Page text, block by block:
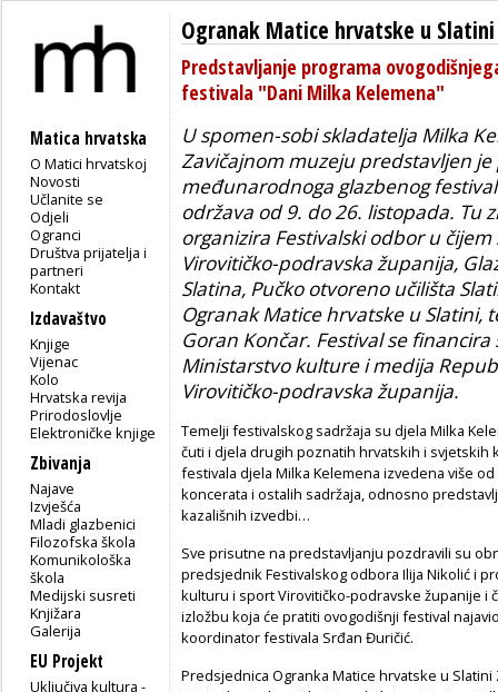
Matica hrvatska
O Matici hrvatskoj
Novosti
Učlanite se
Odjeli
Ogranci
Društva prijatelja i
partneri
Kontakt
Izdavaštvo
Knjige
Vijenac
Kolo
Hrvatska revija
Prirodoslovlje
Elektroničke knjige
Zbivanja
Najave
Izvješća
Mladi glazbenici
Filozofska škola
Komunikološka
škola
Medijski susreti
Knjižara
Galerija
EU Projekt
Uključiva kultura -
Ogranak Matice hrvatske u Slatini
Predstavljanje programa
festivala "Dani Milka Kelemena"
U spomen-sobi skladatelja Milka
Zavičajnom muzeju predstavljen
međunarodnoga glazbenog
održava od 9. do 26. listopada.
organizira Festivalski odbor u
Virovitičko-podravska županija,
Slatina, Pučko otvoreno učilišta
Ogranak Matice hrvatske u Slatini,
Goran Končar. Festival se
Ministarstvo kulture i medija
Virovitičko-podravska županija.
Temelji festivalskog sadržaja su djela Milka
čuti i djela drugih poznatih hrvatskih i svjetskih
festivala djela Milka Kelemena izvedena više
koncerata i ostalih sadržaja, odnosno
kazališnih izvedbi…
Sve prisutne na predstavljanju pozdravili su
predsjednik Festivalskog odbora Ilija Nikolić i
kulturu i sport Virovitičko-podravske županije i
izložbu koja će pratiti ovogodišnji festival
koordinator festivala Srđan Đuričić.
Predsjednica Ogranka Matice hrvatske u